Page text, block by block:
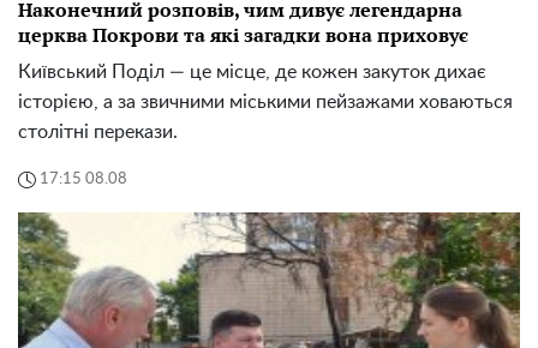
Наконечний розповів, чим дивує легендарна
церква Покрови та які загадки вона приховує
Київський Поділ — це місце, де кожен закуток дихає
історією, а за звичними міськими пейзажами ховаються
столітні перекази.
17:15 08.08